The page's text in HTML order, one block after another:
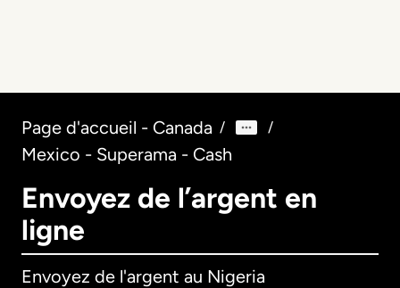
Page d'accueil - Canada / /
Mexico - Superama - Cash
Envoyez de l’argent en
ligne
Envoyez de l'argent au Nigeria